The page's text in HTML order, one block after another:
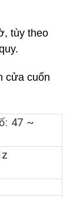
tùy theo
cửa cuốn
47 ~